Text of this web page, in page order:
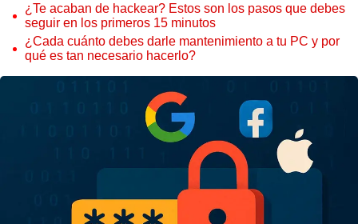
¿Te acaban de hackear? Estos son los pasos que debes
seguir en los primeros 15 minutos
¿Cada cuánto debes darle mantenimiento a tu PC y por
qué es tan necesario hacerlo?